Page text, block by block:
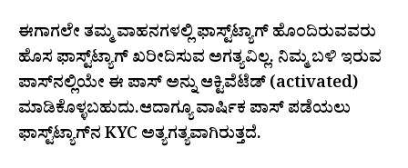
ಈಗಾಗಲೇ ತಮ್ಮ ವಾಹನಗಳಲ್ಲಿ ಫಾಸ್ಟ್‌ಟ್ಯಾಗ್ ಹೊಂದಿರುವವರು
ಹೊಸ ಫಾಸ್ಟ್‌ಟ್ಯಾಗ್ ಖರೀದಿಸುವ ಅಗತ್ಯವಿಲ್ಲ. ನಿಮ್ಮ ಬಳಿ ಇರುವ
ಪಾಸ್‌ನಲ್ಲಿಯೇ ಈ ಪಾಸ್ ಅನ್ನು ಆಕ್ಟಿವೆಟೆಡ್ (activated)
ಮಾಡಿಕೊಳ್ಳಬಹುದು.ಆದಾಗ್ಯೂ ವಾರ್ಷಿಕ ಪಾಸ್ ಪಡೆಯಲು
ಫಾಸ್ಟ್‌ಟ್ಯಾಗ್‌ನ KYC ಅತ್ಯಗತ್ಯವಾಗಿರುತ್ತದೆ.